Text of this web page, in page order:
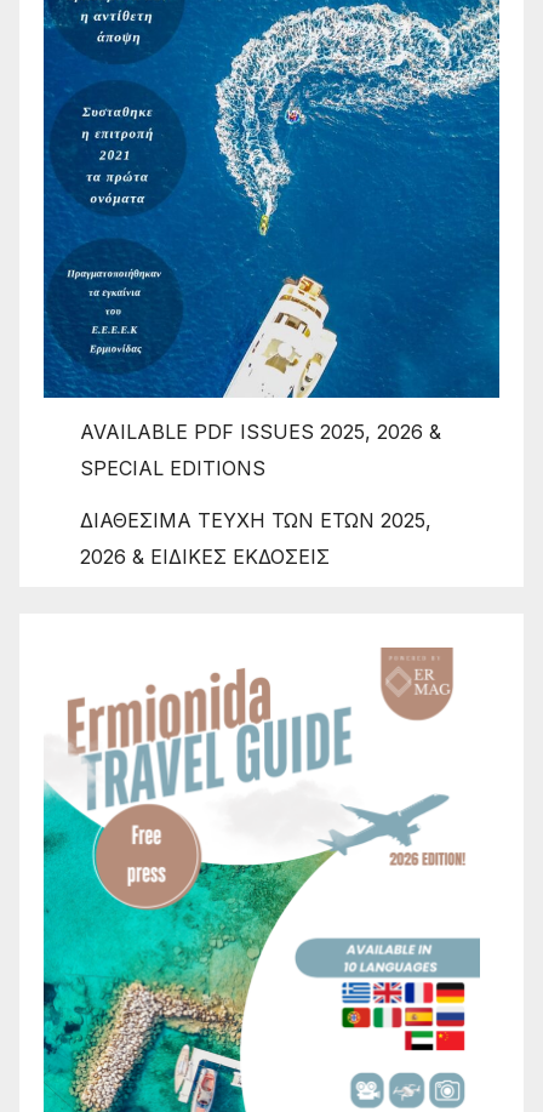
AVAILABLE PDF ISSUES 2025, 2026 &
SPECIAL EDITIONS
ΔΙΑΘΕΣΙΜΑ ΤΕΥΧΗ ΤΩΝ ΕΤΩΝ 2025,
2026 & ΕΙΔΙΚΕΣ ΕΚΔΟΣΕΙΣ